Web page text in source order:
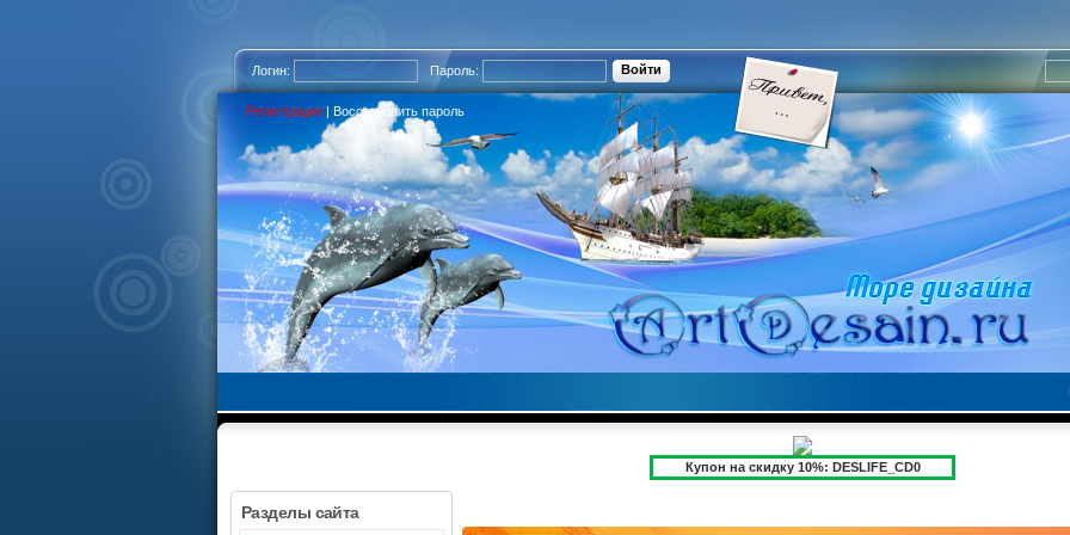
Логин: Пароль:
Регистрация | Восстановить пароль
Купон на скидку 10%: DESLIFE_CD0
Разделы сайта